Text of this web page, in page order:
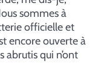
sommes à
officielle et
encore ouverte à
abrutis qui n’ont